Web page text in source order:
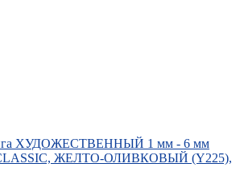
ХУДОЖЕСТВЕННЫЙ 1 мм - 6 мм
ЖЕЛТО-ОЛИВКОВЫЙ (Y225),